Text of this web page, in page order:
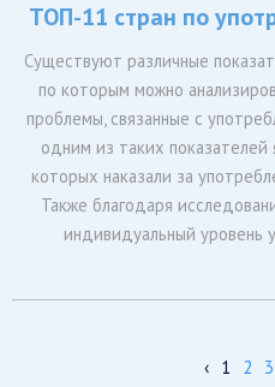
ТОП-11 стран по
Существуют различные
по которым можно
проблемы, связанные с
одним из таких
которых наказали за
Также благодаря
индивидуальный уровень
‹ 1 2 3